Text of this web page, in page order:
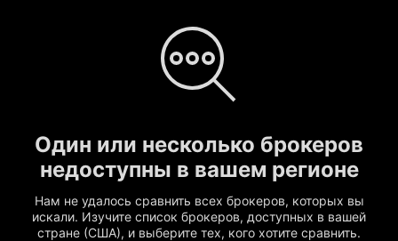
Один или несколько брокеров
недоступны в вашем регионе
Нам не удалось сравнить всех брокеров, которых вы
искали. Изучите список брокеров, доступных в вашей
стране (США), и выберите тех, кого хотите сравнить.